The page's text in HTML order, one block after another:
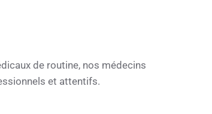
de routine, nos médecins
et attentifs.